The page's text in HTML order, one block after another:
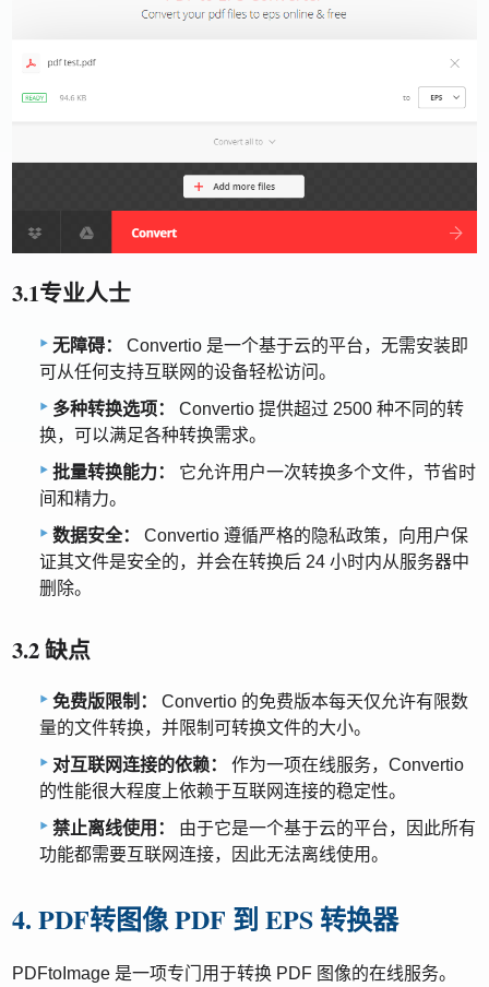
3.1专业人士
无障碍：
Convertio 是一个基于云的平台，无需安装即
可从任何支持互联网的设备轻松访问。
多种转换选项：
Convertio 提供超过 2500 种不同的转
换，可以满足各种转换需求。
批量转换能力：
它允许用户一次转换多个文件，节省时
间和精力。
数据安全：
Convertio 遵循严格的隐私政策，向用户保
证其文件是安全的，并会在转换后 24 小时内从服务器中
删除。
3.2 缺点
免费版限制：
Convertio 的免费版本每天仅允许有限数
量的文件转换，并限制可转换文件的大小。
对互联网连接的依赖：
作为一项在线服务，Convertio
的性能很大程度上依赖于互联网连接的稳定性。
禁止离线使用：
由于它是一个基于云的平台，因此所有
功能都需要互联网连接，因此无法离线使用。
4. PDF转图像 PDF 到 EPS 转换器
PDFtoImage 是一项专门用于转换 PDF 图像的在线服务。